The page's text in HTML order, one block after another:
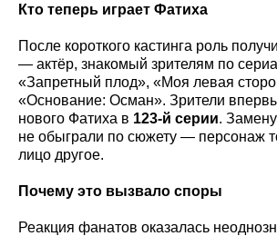
Кто теперь играет Фатиха
После короткого кастинга роль
— актёр, знакомый зрителям по
«Запретный плод», «Моя левая
«Основание: Осман». Зрители
нового Фатиха в 123-й серии.
не обыграли по сюжету — персонаж
лицо другое.
Почему это вызвало споры
Реакция фанатов оказалась